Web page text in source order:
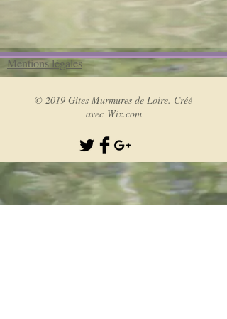
Mentions légales
© 2019 Gites Murmures de Loire. Créé
avec Wix.com